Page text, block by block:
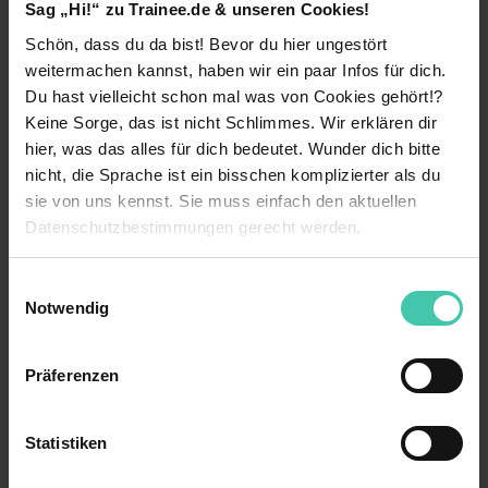
Sag „Hi!“ zu Trainee.de & unseren Cookies!
Schön, dass du da bist! Bevor du hier ungestört
weitermachen kannst, haben wir ein paar Infos für dich.
Du hast vielleicht schon mal was von Cookies gehört!?
Keine Sorge, das ist nicht Schlimmes. Wir erklären dir
hier, was das alles für dich bedeutet. Wunder dich bitte
nicht, die Sprache ist ein bisschen komplizierter als du
sie von uns kennst. Sie muss einfach den aktuellen
Datenschutzbestimmungen gerecht werden.
Benutzung der Webseite getroffenen Einstellungen zu
Webseite zu analysieren („Statistiken“), um
Informationen zu deiner Verwendung unserer Website an
Notwendig
Präferenzen
Statistiken
Content-Marketing, Social Media, Google
AdWords oder SEO ‒ im Herzen Deutschlands
wirst du alles rund ums Thema Online-Marketing
Deine Kommunikationsskills willst du lieber dafür
nutzen, gutes Personal für Unternehmen zu
finden? Na, dann los! Denn Berlin bietet dir auch
passende Jobs im Bereich HR. In Abteilungen der
Human Resources bist du dann für das
Personalmanagement zuständig.
Bevor du aber Bewerbungen bewertest,
kümmern – und dir das Stellenangebot ein